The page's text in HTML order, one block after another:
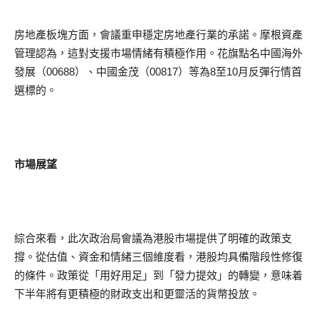
房地產板塊方面，會議重申穩定房地產行業的承諾。摩根資產
管理認為，這對支援市場情緒有積極作用。花旗點名中國海外
發展（00688）、中國金茂（00817）等為8至10月反彈行情首
選標的。
市場展望
綜合來看，此次政治局會議為港股市場提供了明確的政策支
撐。從估值、資金和情緒三個維度看，港股均具備階段性修復
的條件。政策從「用好用足」到「發力提效」的轉變，意味着
下半年將有更積極的財政支出和更靈活的貨幣投放。